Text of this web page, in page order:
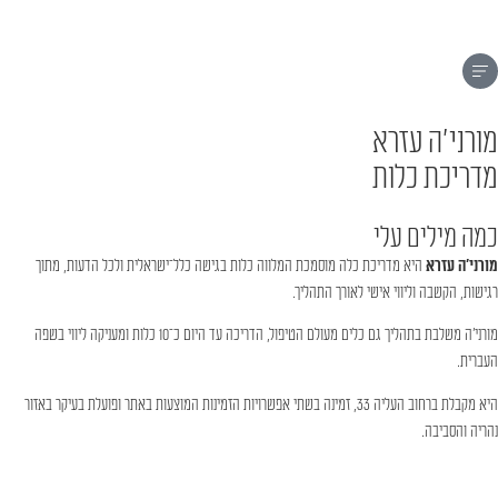
מורני'ה עזרא
מדריכת כלות
כמה מילים עלי
מורני׳ה עזרא היא מדריכת כלה מוסמכת המלווה כלות בגישה כלל־ישראלית ולכל הדעות, מתוך
רגישות, הקשבה וליווי אישי לאורך התהליך.
מורני׳ה משלבת בתהליך גם כלים מעולם הטיפול, הדריכה עד היום כ־10 כלות ומעניקה ליווי בשפה
העברית.
היא מקבלת ברחוב העליה 33, זמינה בשתי אפשרויות הזמינות המוצעות באתר ופועלת בעיקר באזור
נהריה והסביבה.